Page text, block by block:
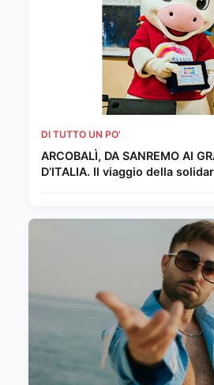
DI TUTTO UN PO'
ARCOBALÌ, DA SANREMO AI
D’ITALIA. Il viaggio della